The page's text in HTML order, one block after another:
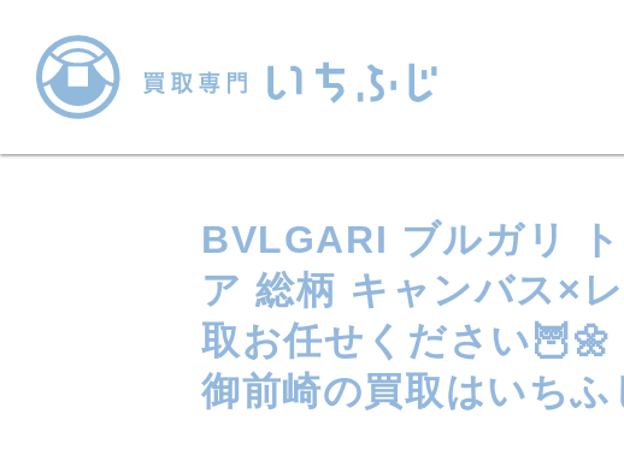
BVLGARI ブルガリ
ア 総柄 キャンバス×
取お任せください🦉🌼
御前崎の買取はいちふ